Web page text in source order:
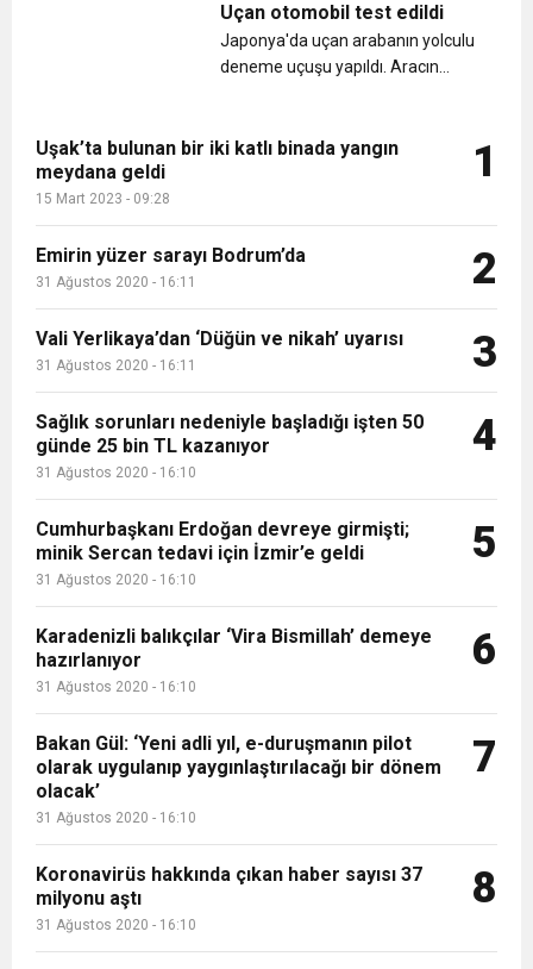
araştırdınız mı? Robot köpek
SpotMini’nin nasıl bu kadar yetenekli
olduğunu merak ettiniz mi? Robot
Uçan otomobil test edildi
Japonya'da uçan arabanın yolculu
deneme uçuşu yapıldı. Aracın
havada kaldı....
Uşak’ta bulunan bir iki katlı binada yangın
meydana geldi
15 Mart 2023 - 09:28
1
Emirin yüzer sarayı Bodrum’da
31 Ağustos 2020 - 16:11 2
Vali Yerlikaya’dan ‘Düğün ve nikah’ uyarısı
31 Ağustos 2020 - 16:11 3
Sağlık sorunları nedeniyle başladığı işten 50
günde 25 bin TL kazanıyor
31 Ağustos 2020 - 16:10
4
Cumhurbaşkanı Erdoğan devreye girmişti;
minik Sercan tedavi için İzmir’e geldi
31 Ağustos 2020 - 16:10
5
Karadenizli balıkçılar ‘Vira Bismillah’ demeye
hazırlanıyor
31 Ağustos 2020 - 16:10
6
Bakan Gül: ‘Yeni adli yıl, e-duruşmanın pilot
olarak uygulanıp yaygınlaştırılacağı bir dönem
olacak’
31 Ağustos 2020 - 16:10
7
Koronavirüs hakkında çıkan haber sayısı 37
milyonu aştı
31 Ağustos 2020 - 16:10
8